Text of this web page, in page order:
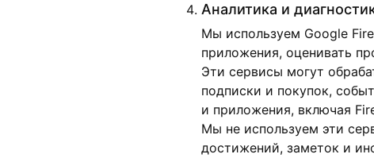
Аналитика и
Мы используем Google
приложения, оценивать
Эти сервисы могут
подписки и покупок,
и приложения, включая
Мы не используем эти
достижений, заметок и